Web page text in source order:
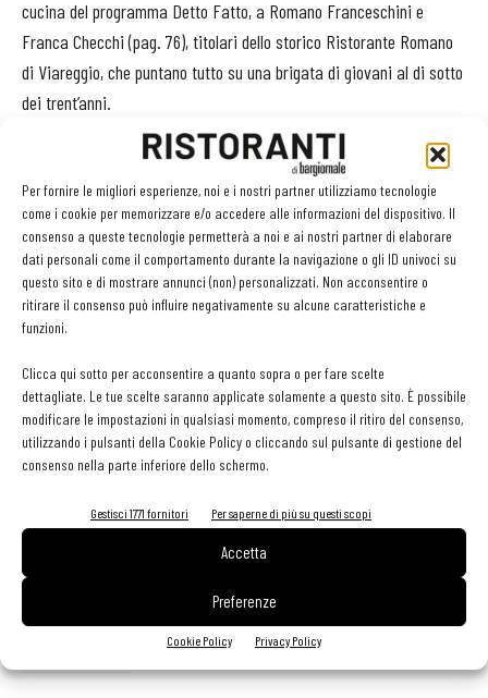
Per fornire le migliori esperienze, noi e i nostri partner utilizziamo tecnologie
come i cookie per memorizzare e/o accedere alle informazioni del dispositivo. Il
consenso a queste tecnologie permetterà a noi e ai nostri partner di elaborare
dati personali come il comportamento durante la navigazione o gli ID univoci su
questo sito e di mostrare annunci (non) personalizzati. Non acconsentire o
ritirare il consenso può influire negativamente su alcune caratteristiche e
funzioni.
Clicca qui sotto per acconsentire a quanto sopra o per fare scelte
dettagliate. Le tue scelte saranno applicate solamente a questo sito. È possibile
modificare le impostazioni in qualsiasi momento, compreso il ritiro del consenso,
utilizzando i pulsanti della Cookie Policy o cliccando sul pulsante di gestione del
consenso nella parte inferiore dello schermo.
Gestisci 1771 fornitori Per saperne di più su questi scopi
Accetta
Preferenze
Cookie Policy Privacy Policy
cucina del programma Detto Fatto, a Romano Franceschini e
Franca Checchi (pag. 76), titolari dello storico Ristorante Romano
di Viareggio, che puntano tutto su una brigata di giovani al di sotto
dei trent’anni.
Facebook Twitter
Non è colpa della pasta in bianco
Perché servono più talenti
Cardoncelli, ricette per ravioli e risotto